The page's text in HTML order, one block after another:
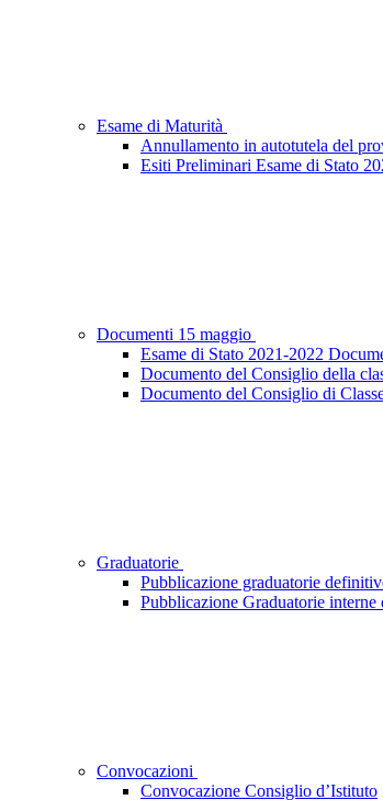
Esame di Maturità
Annullamento in autotutela del
Esiti Preliminari Esame di Stato
Documenti 15 maggio
Esame di Stato 2021-2022
Documento del Consiglio della
Documento del Consiglio di
Graduatorie
Pubblicazione graduatorie
Pubblicazione Graduatorie
Convocazioni
Convocazione Consiglio d’Istituto